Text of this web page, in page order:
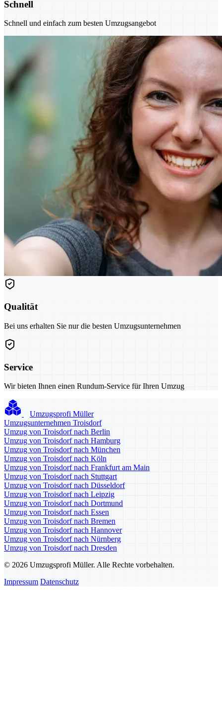
Schnell
Schnell und einfach zum besten Umzugsangebot
Qualität
Bei uns erhalten Sie nur die besten Umzugsunternehmen
Service
Wir bieten Ihnen einen Rundum-Service für Ihren Umzug
Umzugsprofi Müller
Umzugsunternehmen Troisdorf
Umzug von Troisdorf nach Berlin
Umzug von Troisdorf nach Hamburg
Umzug von Troisdorf nach München
Umzug von Troisdorf nach Köln
Umzug von Troisdorf nach Frankfurt am Main
Umzug von Troisdorf nach Stuttgart
Umzug von Troisdorf nach Düsseldorf
Umzug von Troisdorf nach Leipzig
Umzug von Troisdorf nach Dortmund
Umzug von Troisdorf nach Essen
Umzug von Troisdorf nach Bremen
Umzug von Troisdorf nach Hannover
Umzug von Troisdorf nach Nürnberg
Umzug von Troisdorf nach Dresden
© 2026 Umzugsprofi Müller. Alle Rechte vorbehalten.
Impressum Datenschutz